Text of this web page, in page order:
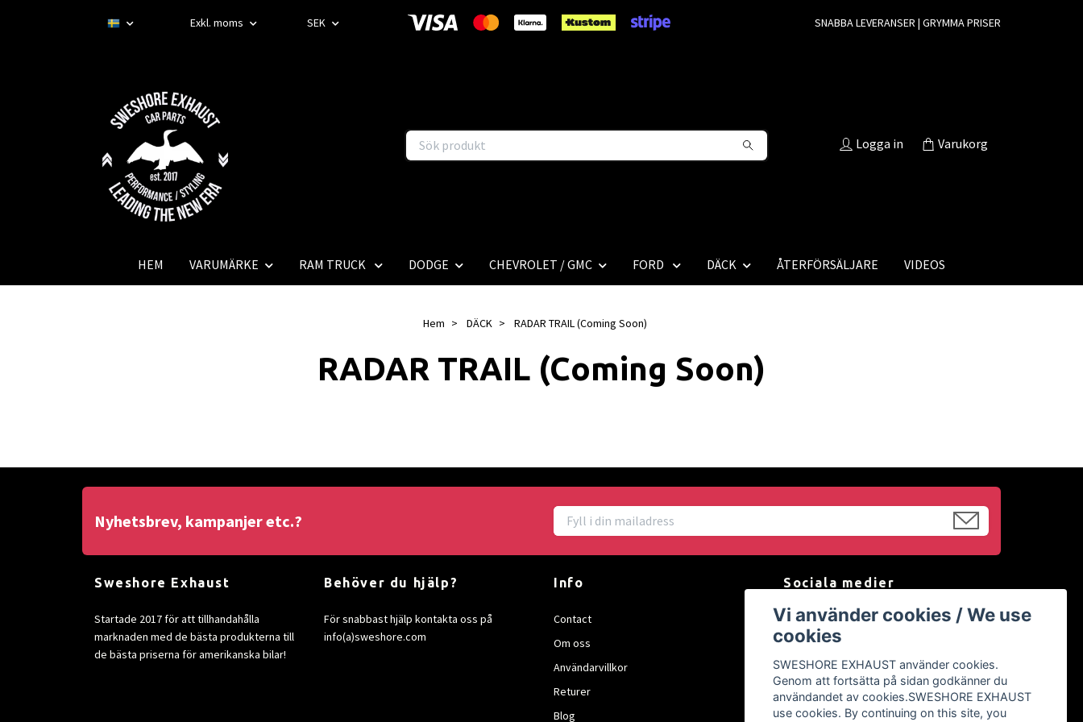
Exkl. moms SEK SNABBA LEVERANSER | GRYMMA PRISER
Logga in Varukorg
HEM VARUMÄRKE RAM TRUCK DODGE CHEVROLET / GMC FORD DÄCK ÅTERFÖRSÄLJARE VIDEOS
Hem DÄCK RADAR TRAIL (Coming Soon)
RADAR TRAIL (Coming Soon)
Nyhetsbrev, kampanjer etc.?
Sweshore Exhaust
Startade 2017 för att tillhandahålla
marknaden med de bästa produkterna till
de bästa priserna för amerikanska bilar!
Behöver du hjälp?
För snabbast hjälp kontakta oss på
info(a)sweshore.com
Info
Contact
Om oss
Användarvillkor
Returer
Blog
Sociala medier
Facebook
Instagram
YouTube
Vi använder cookies / We use
cookies
SWESHORE EXHAUST använder cookies.
Genom att fortsätta på sidan godkänner du
användandet av cookies.SWESHORE EXHAUST
use cookies. By continuing on this site, you